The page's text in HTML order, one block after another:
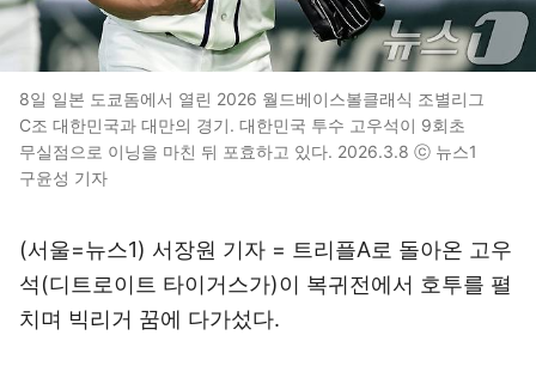
8일 일본 도쿄돔에서 열린 2026 월드베이스볼클래식 조별리그
C조 대한민국과 대만의 경기. 대한민국 투수 고우석이 9회초
무실점으로 이닝을 마친 뒤 포효하고 있다. 2026.3.8 ⓒ 뉴스1
구윤성 기자
(서울=뉴스1) 서장원 기자 = 트리플A로 돌아온 고우
석(디트로이트 타이거스가)이 복귀전에서 호투를 펼
치며 빅리거 꿈에 다가섰다.